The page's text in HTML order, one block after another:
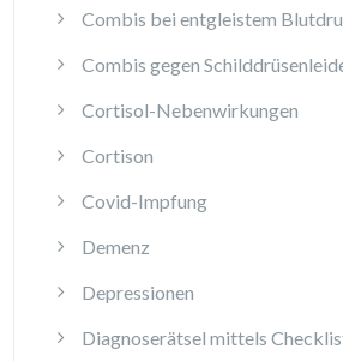
Combis bei entgleistem
Combis gegen
Cortisol-Nebenwirkungen
Cortison
Covid-Impfung
Demenz
Depressionen
Diagnoserätsel mittels